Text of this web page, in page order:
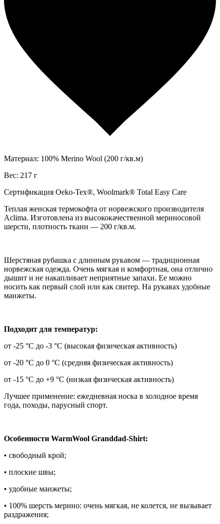
Материал: 100% Merino Wool (200 г/кв.м)
Вес: 217 г
Сертификация Oeko-Tex®, Woolmark® Total Easy Care
Теплая женская термокофта от норвежского производителя
Aclima. Изготовлена из высококачественной мериносовой
шерсти, плотность ткани — 200 г/кв.м.
Шерстяная рубашка с длинным рукавом — традиционная
норвежская одежда. Очень мягкая и комфортная, она отлично
дышит и не накапливает неприятные запахи. Ее можно
носить как первый слой или как свитер. На рукавах удобные
манжеты.
Подходит для температур:
от -25 °C до -3 °C (высокая физическая активность)
от -20 °C до 0 °C (средняя физическая активность)
от -15 °C до +9 °C (низкая физическая активность)
Лучшее применение: ежедневная носка в холодное время
года, походы, парусный спорт.
Особенности WarmWool Granddad-Shirt:
• свободный крой;
• плоские швы;
• удобные манжеты;
• 100% шерсть мерино: очень мягкая, не колется, не вызывает
раздражения;